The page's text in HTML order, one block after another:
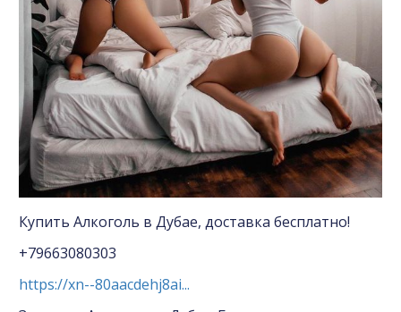
Купить Алкоголь в Дубае, доставка бесплатно!
+79663080303
https://xn--80aacdehj8ai...